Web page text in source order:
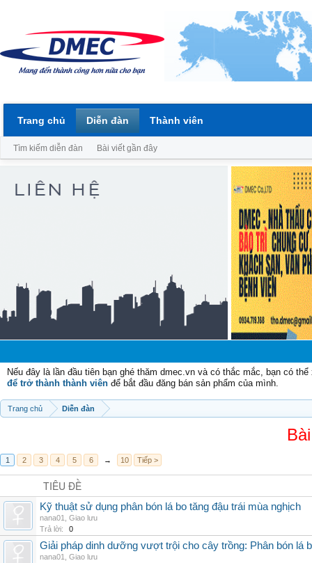
Nếu đây là lần đầu tiên bạn ghé thăm dmec.vn và có thắc mắc, bạn có
để trở thành thành viên để bắt đầu đăng bán sản phẩm của mình.
Trang chủ Diễn đàn
1 2 3 4 5 6 → 10 Tiếp >
TIÊU ĐỀ
Kỹ thuật sử dụng phân bón lá bo tăng đậu trái mùa nghịch
nana01
Giao lưu
Trả lời:
0
Giải pháp dinh dưỡng vượt trội cho cây trồng: Phân bón lá
nana01
Giao lưu
Trang chủ Diễn đàn
Tìm kiếm diễn đàn Bài viết gần đây
Thành viên